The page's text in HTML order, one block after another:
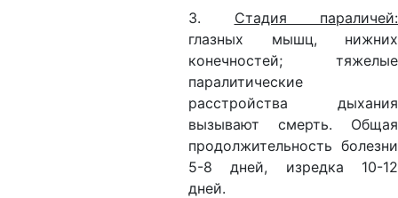
3. Стадия параличей:
глазных мышц, нижних
конечностей; тяжелые
паралитические
расстройства дыхания
вызывают смерть. Общая
продолжительность болезни
5-8 дней, изредка 10-12
дней.